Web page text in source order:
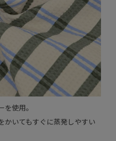
使用。
かいてもすぐに蒸発しやすい